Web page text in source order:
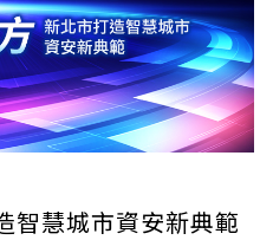
智慧城市資安新典範